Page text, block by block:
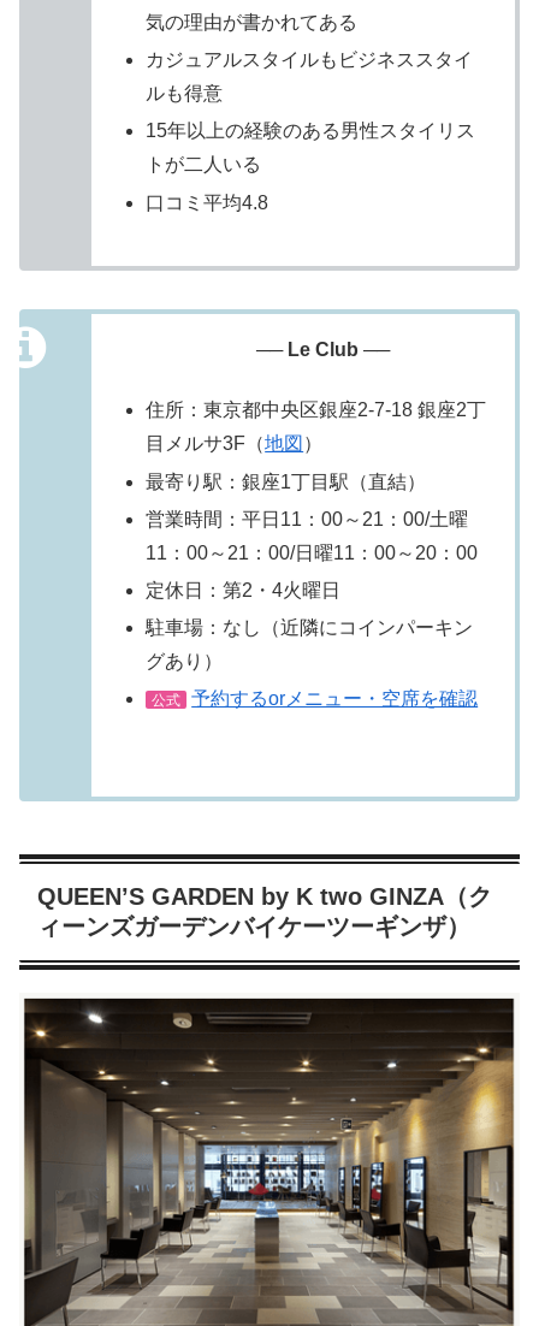
気の理由が書かれてある
カジュアルスタイルもビジネススタイ
ルも得意
15年以上の経験のある男性スタイリス
トが二人いる
口コミ平均4.8
── Le Club ──
住所：東京都中央区銀座2-7-18 銀座2丁
目メルサ3F（地図 ）
最寄り駅：銀座1丁目駅（直結）
営業時間：平日11：00～21：00/土曜
11：00～21：00/日曜11：00～20：00
定休日：第2・4火曜日
駐車場：なし（近隣にコインパーキン
グあり）
公式 予約するorメニュー・空席を確認
QUEEN’S GARDEN by K two GINZA（ク
ィーンズガーデンバイケーツーギンザ）